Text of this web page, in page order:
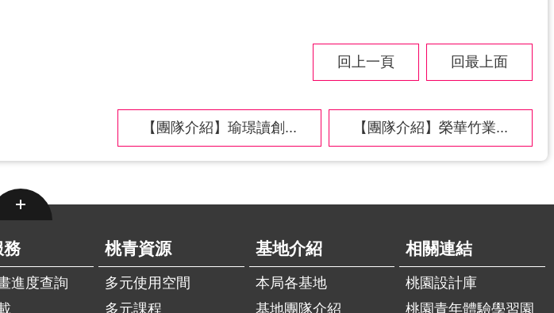
回上一頁 回最上面
【團隊介紹】瑜璟讀創... 【團隊介紹】榮華竹業...
務
進度查詢
桃青資源
多元使用空間
多元課程
基地介紹
本局各基地
基地團隊介紹
相關連結
桃園設計庫
桃園青年體驗學習園